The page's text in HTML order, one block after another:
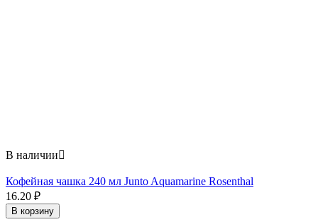
В наличии
Кофейная чашка 240 мл Junto Aquamarine Rosenthal
16.20 ₽
В корзину